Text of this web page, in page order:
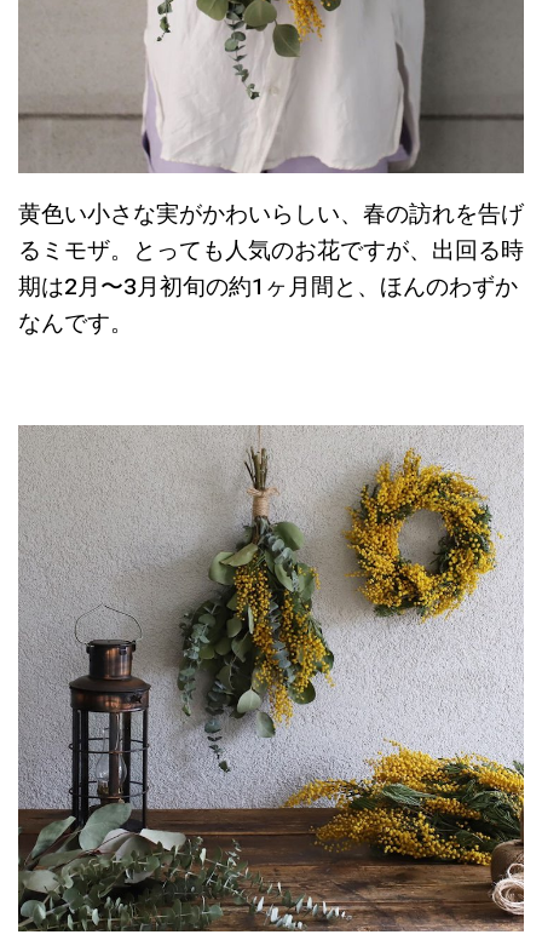
黄色い小さな実がかわいらしい、春の訪れを告げ
るミモザ。とっても人気のお花ですが、出回る時
期は2月〜3月初旬の約1ヶ月間と、ほんのわずか
なんです。